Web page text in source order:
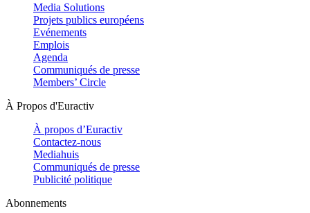
Media Solutions
Projets publics européens
Evénements
Emplois
Agenda
Communiqués de presse
Members’ Circle
À Propos d'Euractiv
À propos d’Euractiv
Contactez-nous
Mediahuis
Communiqués de presse
Publicité politique
Abonnements